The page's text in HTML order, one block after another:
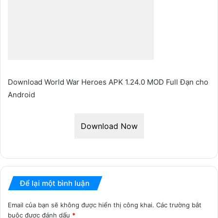
Download World War Heroes APK 1.24.0 MOD Full Đạn cho
Android
Download Now
Để lại một bình luận
Email của bạn sẽ không được hiển thị công khai. Các trường bắt
buộc được đánh dấu *